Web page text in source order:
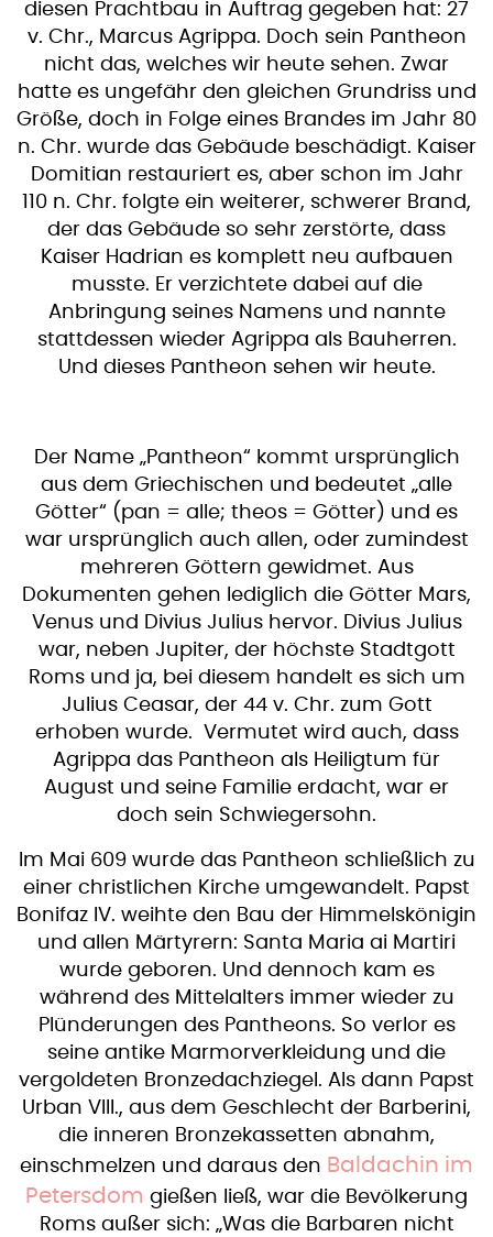
diesen Prachtbau in Auftrag gegeben hat: 27
v. Chr., Marcus Agrippa. Doch sein Pantheon
nicht das, welches wir heute sehen. Zwar
hatte es ungefähr den gleichen Grundriss und
Größe, doch in Folge eines Brandes im Jahr 80
n. Chr. wurde das Gebäude beschädigt. Kaiser
Domitian restauriert es, aber schon im Jahr
110 n. Chr. folgte ein weiterer, schwerer Brand,
der das Gebäude so sehr zerstörte, dass
Kaiser Hadrian es komplett neu aufbauen
musste. Er verzichtete dabei auf die
Anbringung seines Namens und nannte
stattdessen wieder Agrippa als Bauherren.
Und dieses Pantheon sehen wir heute.
Der Name „Pantheon“ kommt ursprünglich
aus dem Griechischen und bedeutet „alle
Götter“ (pan = alle; theos = Götter) und es
war ursprünglich auch allen, oder zumindest
mehreren Göttern gewidmet. Aus
Dokumenten gehen lediglich die Götter Mars,
Venus und Divius Julius hervor. Divius Julius
war, neben Jupiter, der höchste Stadtgott
Roms und ja, bei diesem handelt es sich um
Julius Ceasar, der 44 v. Chr. zum Gott
erhoben wurde. Vermutet wird auch, dass
Agrippa das Pantheon als Heiligtum für
August und seine Familie erdacht, war er
doch sein Schwiegersohn.
Im Mai 609 wurde das Pantheon schließlich zu
einer christlichen Kirche umgewandelt. Papst
Bonifaz IV. weihte den Bau der Himmelskönigin
und allen Märtyrern: Santa Maria ai Martiri
wurde geboren. Und dennoch kam es
während des Mittelalters immer wieder zu
Plünderungen des Pantheons. So verlor es
seine antike Marmorverkleidung und die
vergoldeten Bronzedachziegel. Als dann Papst
Urban VIII., aus dem Geschlecht der Barberini,
die inneren Bronzekassetten abnahm,
einschmelzen und daraus den Baldachin im
Petersdom gießen ließ, war die Bevölkerung
Roms außer sich: „Was die Barbaren nicht